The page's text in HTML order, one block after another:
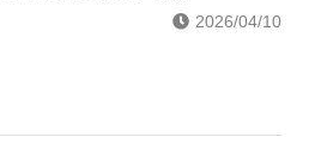
2026/04/10